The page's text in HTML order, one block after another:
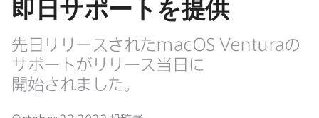
​
移
り
即日サポートを​提供
先日リリースされたmacOS Venturaの​
サポートが​リリース当日に​
開始されました。